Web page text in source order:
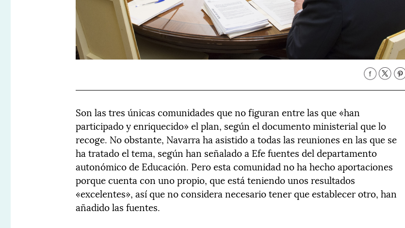
Son las tres únicas comunidades que no figuran entre las que «han
participado y enriquecido» el plan, según el documento ministerial que lo
recoge. No obstante, Navarra ha asistido a todas las reuniones en las que se
ha tratado el tema, según han señalado a Efe fuentes del departamento
autonómico de Educación. Pero esta comunidad no ha hecho aportaciones
porque cuenta con uno propio, que está teniendo unos resultados
«excelentes», así que no considera necesario tener que establecer otro, han
añadido las fuentes.